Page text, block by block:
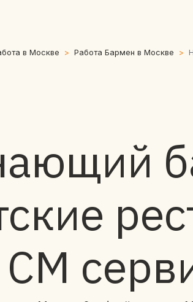
в Москве Работа Бармен в Москве
СМ